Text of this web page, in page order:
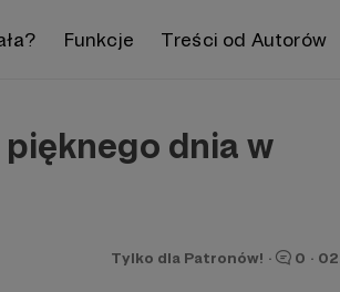
Funkcje Treści od Autorów
dnia w
Tylko dla Patronów! · 0 ·